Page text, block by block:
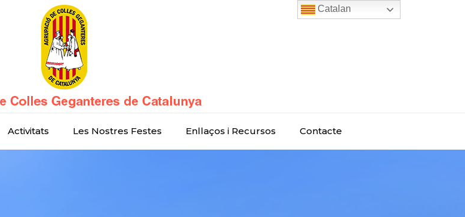
Activitats Les Nostres Festes Enllaços i Recursos Contacte
Catalan